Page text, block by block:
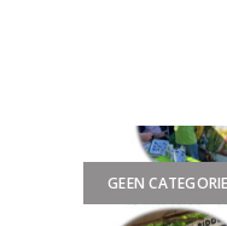
GEEN CATEGORIE